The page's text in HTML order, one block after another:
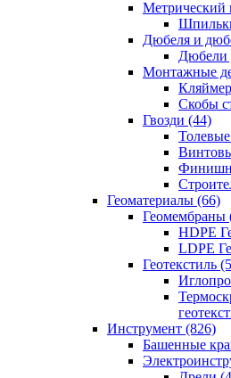
Метрический
Дюбеля и
Дюбели
Монтажные
Скобы
Гвозди (44)
Геоматериалы (66)
Геомембраны
HDPE
LDPE
Геотекстиль
Инструмент (826)
Башенные